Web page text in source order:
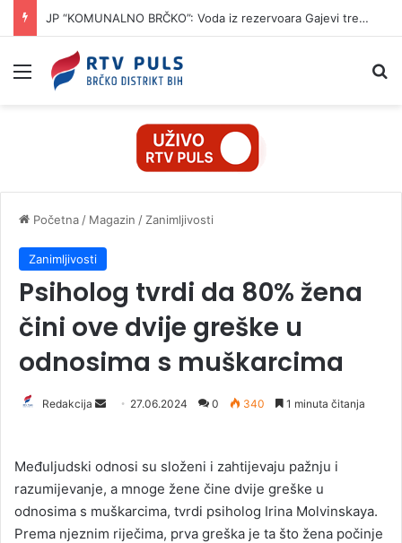
JP “KOMUNALNO BRČKO”: Voda iz rezervoara Gajevi trenutno nije za piće
Izbornik
Početna / Magazin / Zanimljivosti
Zanimljivosti
Psiholog tvrdi da 80% žena
čini ove dvije greške u
odnosima s muškarcima
Redakcija
d
a
n
e
27.06.2024 0 340 1 minuta čitanja
​Međuljudski odnosi su složeni i zahtijevaju pažnju i
razumijevanje, a mnoge žene čine dvije greške u
odnosima s muškarcima, tvrdi psiholog Irina Molvinskaya.
Prema njeznim riječima, prva greška je ta što žena počinje